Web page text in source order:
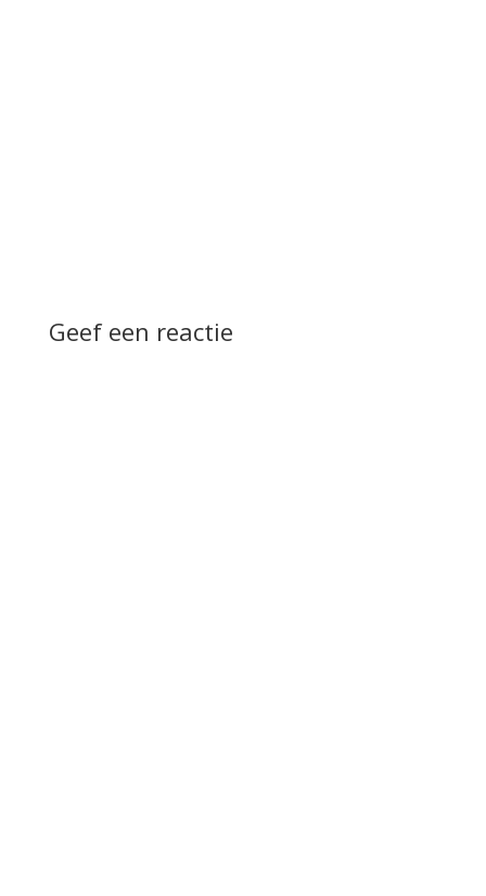
Geef een reactie